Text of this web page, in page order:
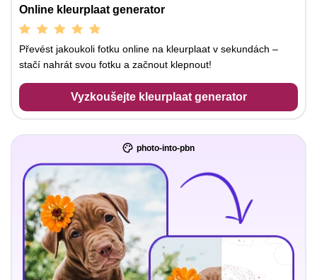
Online kleurplaat generator
Převést jakoukoli fotku online na kleurplaat v sekundách –
stačí nahrát svou fotku a začnout klepnout!
Vyzkoušejte kleurplaat generator
photo-into-pbn